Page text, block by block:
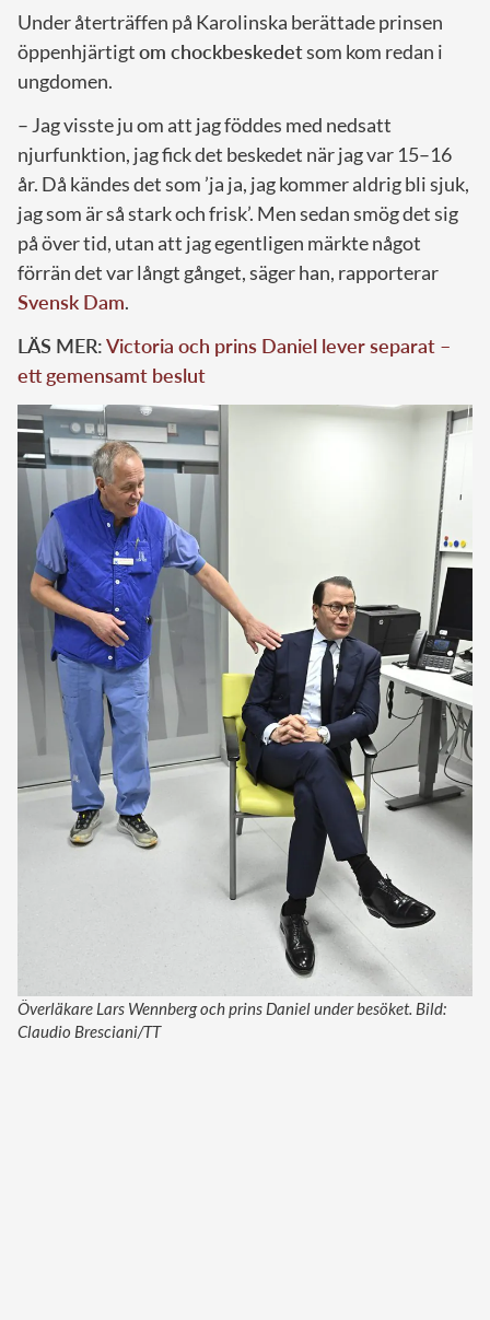
Under återträffen på Karolinska berättade prinsen
öppenhjärtigtom chockbeskedetsom kom redan i
ungdomen.
– Jag visste ju om att jag föddes med nedsatt
njurfunktion, jag fick det beskedet när jag var 15–16
år. Då kändes det som ’ja ja, jag kommer aldrig bli sjuk,
jag som är så stark och frisk’. Men sedan smög det sig
på över tid, utan att jag egentligen märkte något
förrän det var långt gånget, säger han, rapporterar
Svensk Dam.
LÄS MER:Victoria och prins Daniel lever separat –
ett gemensamt beslut
Överläkare Lars Wennberg och prins Daniel under besöket. Bild:
Claudio Bresciani/TT